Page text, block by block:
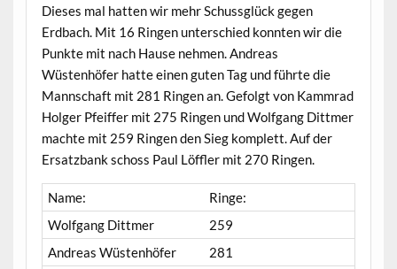
Dieses mal hatten wir mehr Schussglück gegen
Erdbach. Mit 16 Ringen unterschied konnten wir die
Punkte mit nach Hause nehmen. Andreas
Wüstenhöfer hatte einen guten Tag und führte die
Mannschaft mit 281 Ringen an. Gefolgt von Kammrad
Holger Pfeiffer mit 275 Ringen und Wolfgang Dittmer
machte mit 259 Ringen den Sieg komplett. Auf der
Ersatzbank schoss Paul Löffler mit 270 Ringen.
Name:
Ringe:
Wolfgang Dittmer
259
Andreas Wüstenhöfer
281